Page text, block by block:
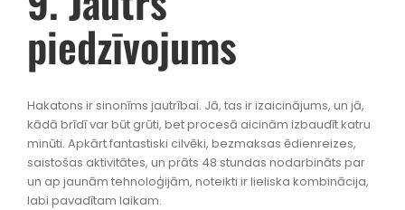
piedzīvojums
Hakatons ir sinonīms jautrībai. Jā, tas ir izaicinājums, un jā,
kādā brīdī var būt grūti, bet procesā aicinām izbaudīt katru
minūti. Apkārt fantastiski cilvēki, bezmaksas ēdienreizes,
saistošas aktivitātes, un prāts 48 stundas nodarbināts par
un ap jaunām tehnoloģijām, noteikti ir lieliska kombinācija,
labi pavadītam laikam.